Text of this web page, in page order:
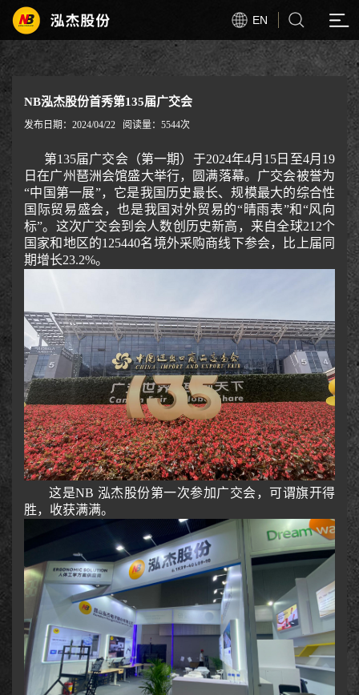
EN
NB泓杰股份首秀第135届广交会
发布日期：2024/04/22 阅读量：5544次
第135届广交会（第一期）于2024年4月15日至4月19
日在广州琶洲会馆盛大举行，圆满落幕。广交会被誉为
“中国第一展”，它是我国历史最长、规模最大的综合性
国际贸易盛会，也是我国对外贸易的“晴雨表”和“风向
标”。这次广交会到会人数创历史新高，来自全球212个
国家和地区的125440名境外采购商线下参会，比上届同
期增长23.2%。
这是NB 泓杰股份第一次参加广交会，可谓旗开得
胜，收获满满。